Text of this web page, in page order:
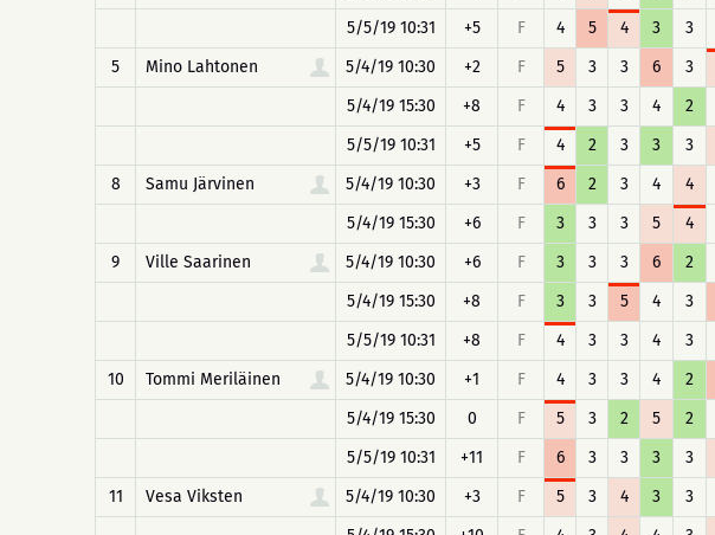
5/5/19 10:31
+5 F 4 5 4 3 3
5
Mino Lahtonen 5/4/19 10:30 +2 F 5 3 3 6 3
5/4/19 15:30
+8 F 4 3 3 4 2
5/5/19 10:31
+5 F 4 2 3 3 3
8
Samu Järvinen 5/4/19 10:30 +3 F 6 2 3 4 4
5/4/19 15:30
+6 F 3 3 3 5 4
9
Ville Saarinen 5/4/19 10:30 +6 F 3 3 3 6 2
5/4/19 15:30
+8 F 3 3 5 4 3
5/5/19 10:31
+8 F 4 3 3 4 3
10
Tommi Meriläinen 5/4/19 10:30 +1 F 4 3 3 4 2
5/4/19 15:30
0 F 5 3 2 5 2
5/5/19 10:31
+11 F 6 3 3 3 3
11
Vesa Viksten 5/4/19 10:30 +3 F 5 3 4 3 3